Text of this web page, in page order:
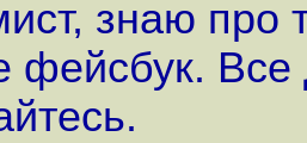
знаю про
фейсбук. Все